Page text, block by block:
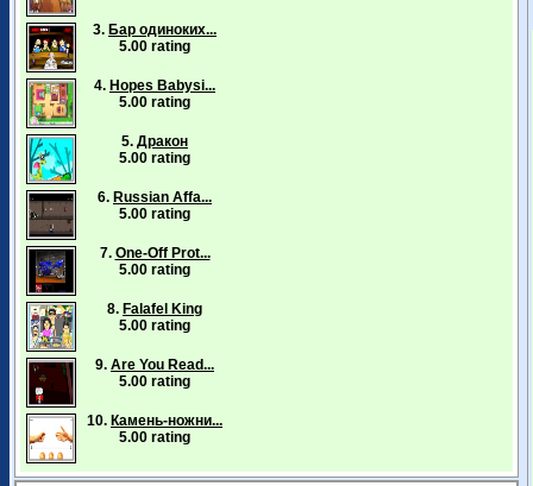
3. Бар одиноких...
5.00 rating
4. Hopes Babysi...
5.00 rating
5. Дракон
5.00 rating
6. Russian Affa...
5.00 rating
7. One-Off Prot...
5.00 rating
8. Falafel King
5.00 rating
9. Are You Read...
5.00 rating
10. Камень-ножни...
5.00 rating